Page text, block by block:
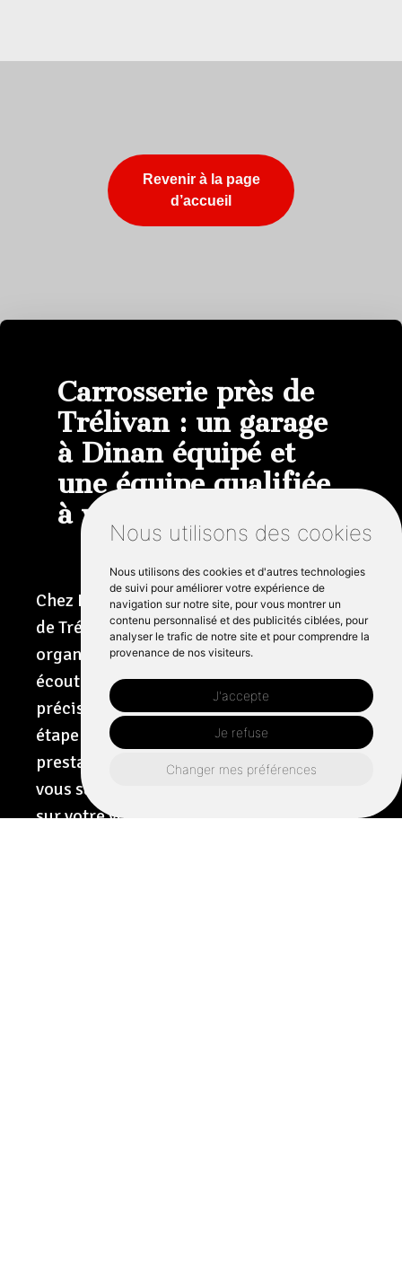
Nous utilisons des cookies
Nous utilisons des cookies et d'autres technologies
de suivi pour améliorer votre expérience de
navigation sur notre site, pour vous montrer un
contenu personnalisé et des publicités ciblées, pour
analyser le trafic de notre site et pour comprendre la
provenance de nos visiteurs.
J'accepte
Je refuse
Changer mes préférences
Revenir à la page
d’accueil
Carrosserie près de
Trélivan : un garage
à Dinan équipé et
une équipe qualifiée
à votre écoute
Chez BREIZHKARR, votre carrosserie près
de Trélivan bénéficie d'un garage bien
organisé et de techniciens compétents qui
écoutent d'abord, puis agissent avec
précision. Nous vous guidons à chaque
étape avec une présentation claire de nos
prestations et des délais prévus, afin que
vous sachiez exactement ce qui sera fait
sur votre voiture. De la vérification de